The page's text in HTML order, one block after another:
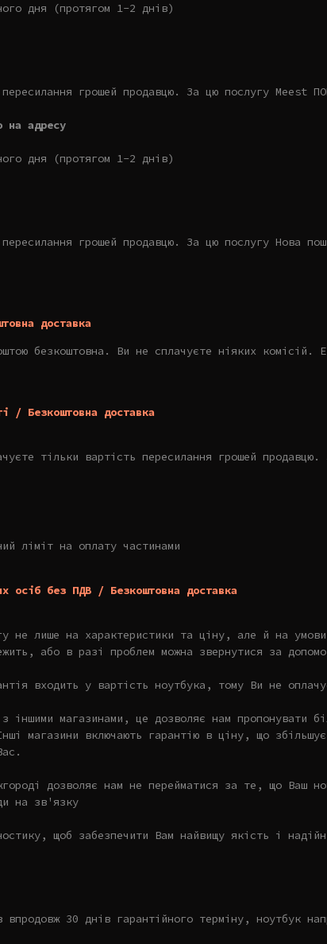
дня (протягом 1-2 днів)
грошей продавцю. За цю послугу Meest
на адресу
дня (протягом 1-2 днів)
грошей продавцю. За цю послугу Нова
доставка
безкоштовна. Ви не сплачуєте ніяких
/ Безкоштовна доставка
тільки вартість пересилання грошей
ліміт на оплату частинами
осіб без ПДВ / Безкоштовна доставка
не лише на характеристики та ціну, але й на
або в разі проблем можна звернутися за
входить у вартість ноутбука, тому Ви не
іншими магазинами, це дозволяє нам пропонувати
магазини включають гарантію в ціну, що
дозволяє нам не перейматися за те, що Ваш
на зв'язку
щоб забезпечити Вам найвищу якість і
30 днів гарантійного терміну, ноутбук